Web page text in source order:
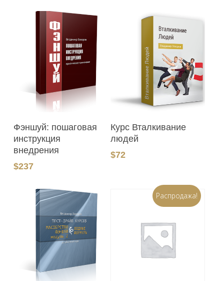
Фэншуй: пошаговая
инструкция
внедрения
$237
Курс Вталкивание
людей
$72
Распродажа!